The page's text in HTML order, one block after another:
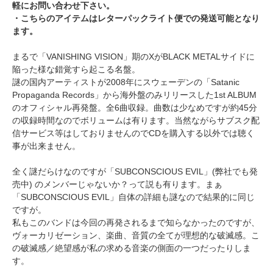
軽にお問い合わせ下さい。
・こちらのアイテムはレターパックライト便での発送可能となり
ます。
まるで「VANISHING VISION」期のXがBLACK METALサイドに
陥った様な錯覚すら起こる名盤。
謎の国内アーティストが2008年にスウェーデンの「Satanic
Propaganda Records」から海外盤のみリリースした1st ALBUM
のオフィシャル再発盤。全6曲収録。曲数は少なめですが約45分
の収録時間なのでボリュームは有ります。当然ながらサブスク配
信サービス等はしておりませんのでCDを購入する以外では聴く
事が出来ません。
全く謎だらけなのですが「SUBCONSCIOUS EVIL」(弊社でも発
売中) のメンバーじゃないか？って説も有ります。まぁ
「SUBCONSCIOUS EVIL」自体の詳細も謎なので結果的に同じ
ですが。
私もこのバンドは今回の再発されるまで知らなかったのですが、
ヴォーカリゼーション、楽曲、音質の全てが理想的な破滅感。こ
の破滅感／絶望感が私の求める音楽の側面の一つだったりしま
す。